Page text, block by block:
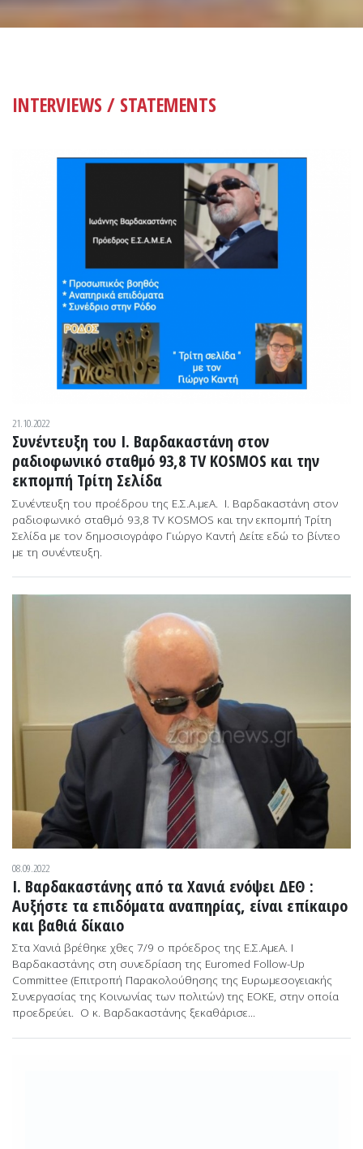
INTERVIEWS / STATEMENTS
21.10.2022
Συνέντευξη του Ι. Βαρδακαστάνη στον
ραδιοφωνικό σταθμό 93,8 TV KOSMOS και την
εκπομπή Τρίτη Σελίδα
Συνέντευξη του προέδρου της Ε.Σ.Α.μεΑ. Ι. Βαρδακαστάνη στον
ραδιοφωνικό σταθμό 93,8 TV KOSMOS και την εκπομπή Τρίτη
Σελίδα με τον δημοσιογράφο Γιώργο Καντή Δείτε εδώ το βίντεο
με τη συνέντευξη.
08.09.2022
I. Βαρδακαστάνης από τα Χανιά ενόψει ΔΕΘ :
Αυξήστε τα επιδόματα αναπηρίας, είναι επίκαιρο
και βαθιά δίκαιο
Στα Χανιά βρέθηκε χθες 7/9 ο πρόεδρος της Ε.Σ.ΑμεΑ. Ι
Βαρδακαστάνης στη συνεδρίαση της Euromed Follow-Up
Committee (Επιτροπή Παρακολούθησης της Ευρωμεσογειακής
Συνεργασίας της Κοινωνίας των πολιτών) της ΕΟΚΕ, στην οποία
προεδρεύει. Ο κ. Βαρδακαστάνης ξεκαθάρισε...